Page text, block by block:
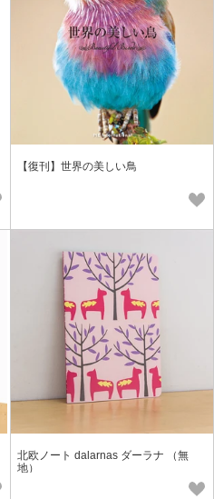
【復刊】世界の美しい鳥
北欧ノート dalarnas ダーラナ （無
地）